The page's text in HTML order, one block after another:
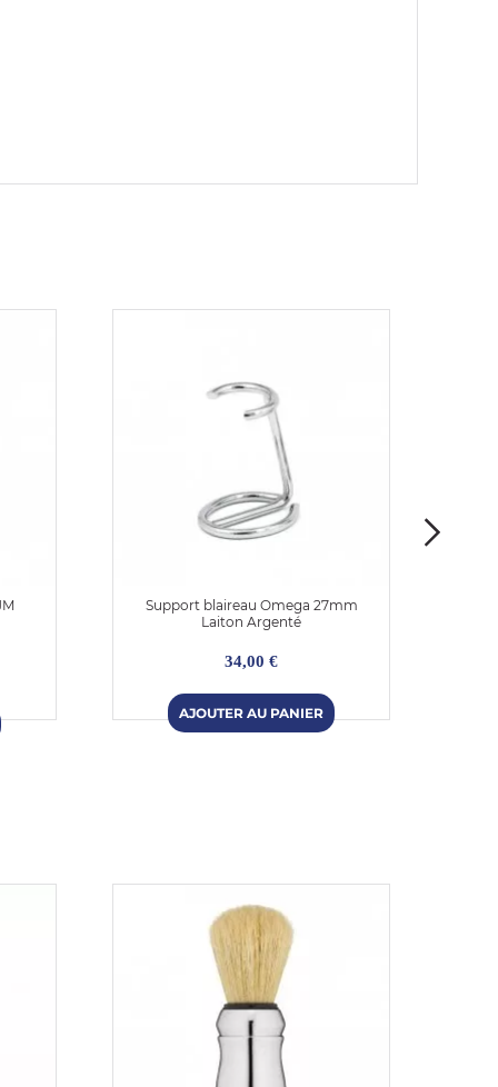
Support blaireau Omega 27mm
Laiton Argenté
34,00 €